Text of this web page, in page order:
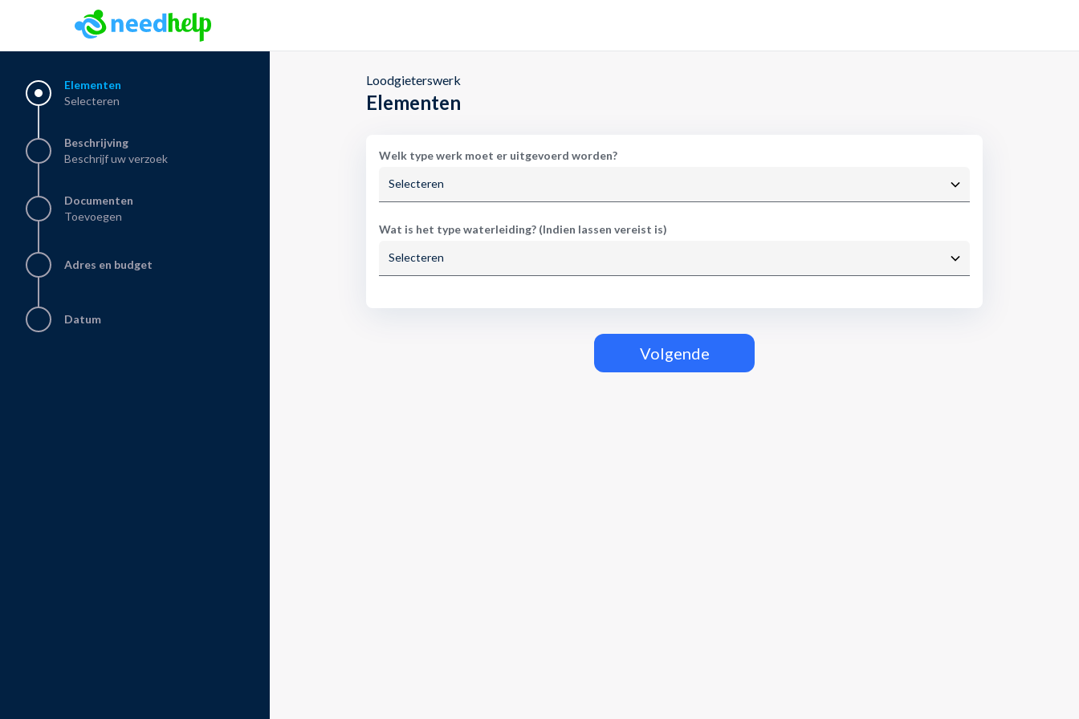
Elementen
Selecteren
Beschrijving
Beschrijf uw verzoek
Documenten
Toevoegen
Adres en budget
Datum
Loodgieterswerk
Elementen
Welk type werk moet er uitgevoerd worden?
Selecteren
Wat is het type waterleiding? (Indien lassen vereist is)
Selecteren
Volgende
NeedHelp: boekingsplatform voor dienstverleners